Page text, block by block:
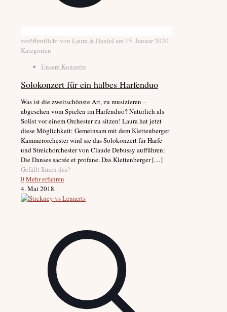
veröffentlicht von Laura & Daniel am 15. Januar 2020
Kategorien
Unsere Konzerte
Solokonzert für ein halbes Harfenduo
Was ist die zweitschönste Art, zu musizieren –
abgesehen vom Spielen im Harfenduo? Natürlich als
Solist vor einem Orchester zu sitzen! Laura hat jetzt
diese Möglichkeit: Gemeinsam mit dem Klettenberger
Kammerorchester wird sie das Solokonzert für Harfe
und Streichorchester von Claude Debussy aufführen:
Die Danses sacrée et profane. Das Klettenberger[…]
Gefällt Ihnen das?
0Mehr erfahren
4. Mai 2018